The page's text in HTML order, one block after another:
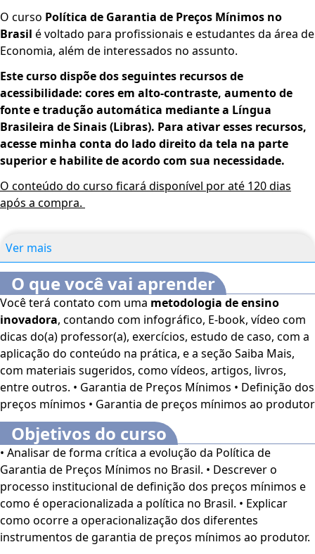
O curso Política de Garantia de Preços Mínimos no
Brasil é voltado para profissionais e estudantes da área de
Economia, além de interessados no assunto.
Este curso dispõe dos seguintes recursos de
acessibilidade: cores em alto-contraste, aumento de
fonte e tradução automática mediante a Língua
Brasileira de Sinais (Libras). Para ativar esses recursos,
acesse minha conta do lado direito da tela na parte
superior e habilite de acordo com sua necessidade.
O conteúdo do curso ficará disponível por até 120 dias
após a compra.
Ver mais
O que você vai aprender
Você terá contato com uma metodologia de ensino
inovadora, contando com infográfico, E-book, vídeo com
dicas do(a) professor(a), exercícios, estudo de caso, com a
aplicação do conteúdo na prática, e a seção Saiba Mais,
com materiais sugeridos, como vídeos, artigos, livros,
entre outros. • Garantia de Preços Mínimos • Definição dos
preços mínimos • Garantia de preços mínimos ao produtor
Objetivos do curso
• Analisar de forma crítica a evolução da Política de
Garantia de Preços Mínimos no Brasil. • Descrever o
processo institucional de definição dos preços mínimos e
como é operacionalizada a política no Brasil. • Explicar
como ocorre a operacionalização dos diferentes
instrumentos de garantia de preços mínimos ao produtor.